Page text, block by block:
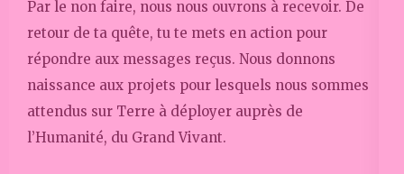
Par le non faire, nous nous ouvrons à recevoir. De
retour de ta quête, tu te mets en action pour
répondre aux messages reçus. Nous donnons
naissance aux projets pour lesquels nous sommes
attendus sur Terre à déployer auprès de
l’Humanité, du Grand Vivant.